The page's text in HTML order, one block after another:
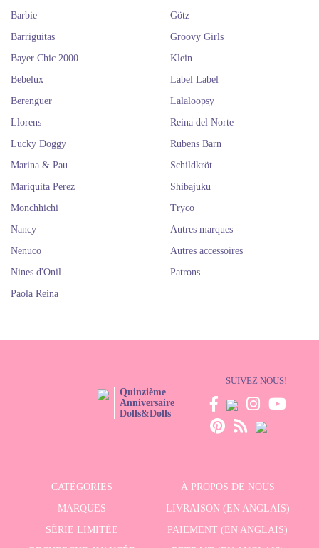
Barbie
Barriguitas
Bayer Chic 2000
Bebelux
Berenguer
Götz
Groovy Girls
Klein
Label Label
Lalaloopsy
Llorens
Lucky Doggy
Marina & Pau
Mariquita Perez
Monchhichi
Nancy
Nenuco
Nines d'Onil
Paola Reina
Reina del Norte
Rubens Barn
Schildkröt
Shibajuku
Tryco
Autres marques
Autres accessoires
Patrons
Quinzième
Anniversaire
Dolls&Dolls
SUIVEZ NOUS!
CATÉGORIES
À PROPOS DE NOUS
MARQUES
LIVRAISON (EN ANGLAIS)
SÉRIE LIMITÉE
PAIEMENT (EN ANGLAIS)